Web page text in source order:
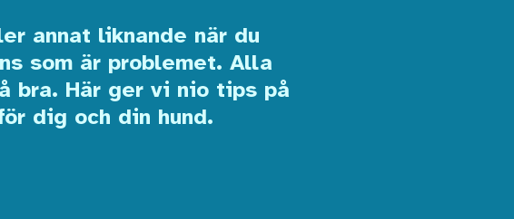
annat liknande när du
som är problemet. Alla
bra. Här ger vi nio tips på
dig och din hund.